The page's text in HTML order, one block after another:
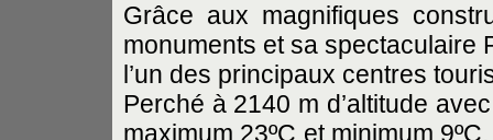
Grâce aux magnifiques
monuments et sa spectaculaire
l’un des principaux centres
Perché à 2140 m d’altitude
maximum 23ºC et minimum